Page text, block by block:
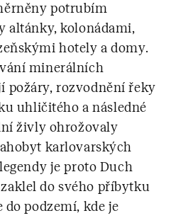
potrubím
altánky, kolonádami,
hotely a domy.
minerálních
požáry, rozvodnění řeky
uhličitého a následné
živly ohrožovaly
karlovarských
je proto Duch
do svého příbytku
do podzemí, kde je